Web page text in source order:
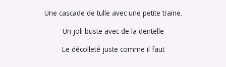
Une cascade de tulle avec une petite traine.
Un joli buste avec de la dentelle
Le décolleté juste comme il faut